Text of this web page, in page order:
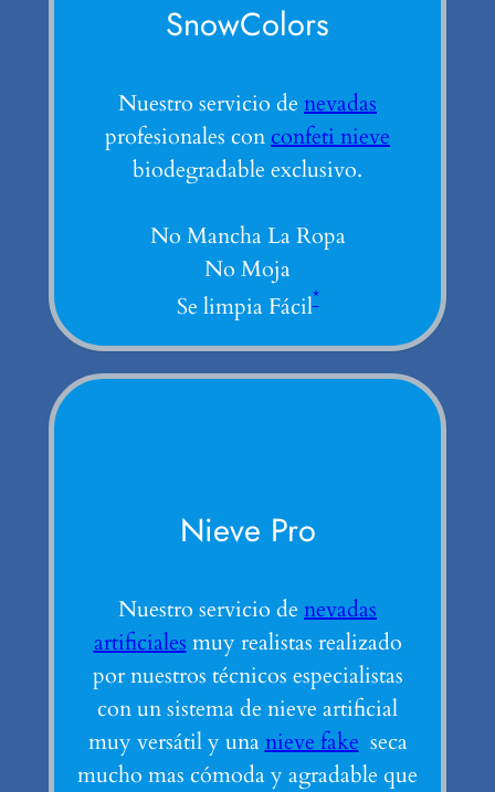
SnowColors
Nuestro servicio de nevadas
profesionales con confeti nieve
biodegradable exclusivo.
No Mancha La Ropa
No Moja
Se limpia Fácil*
Nieve Pro
Nuestro servicio de nevadas
artificiales muy realistas realizado
por nuestros técnicos especialistas
con un sistema de nieve artificial
muy versátil y una nieve fake seca
mucho mas cómoda y agradable que